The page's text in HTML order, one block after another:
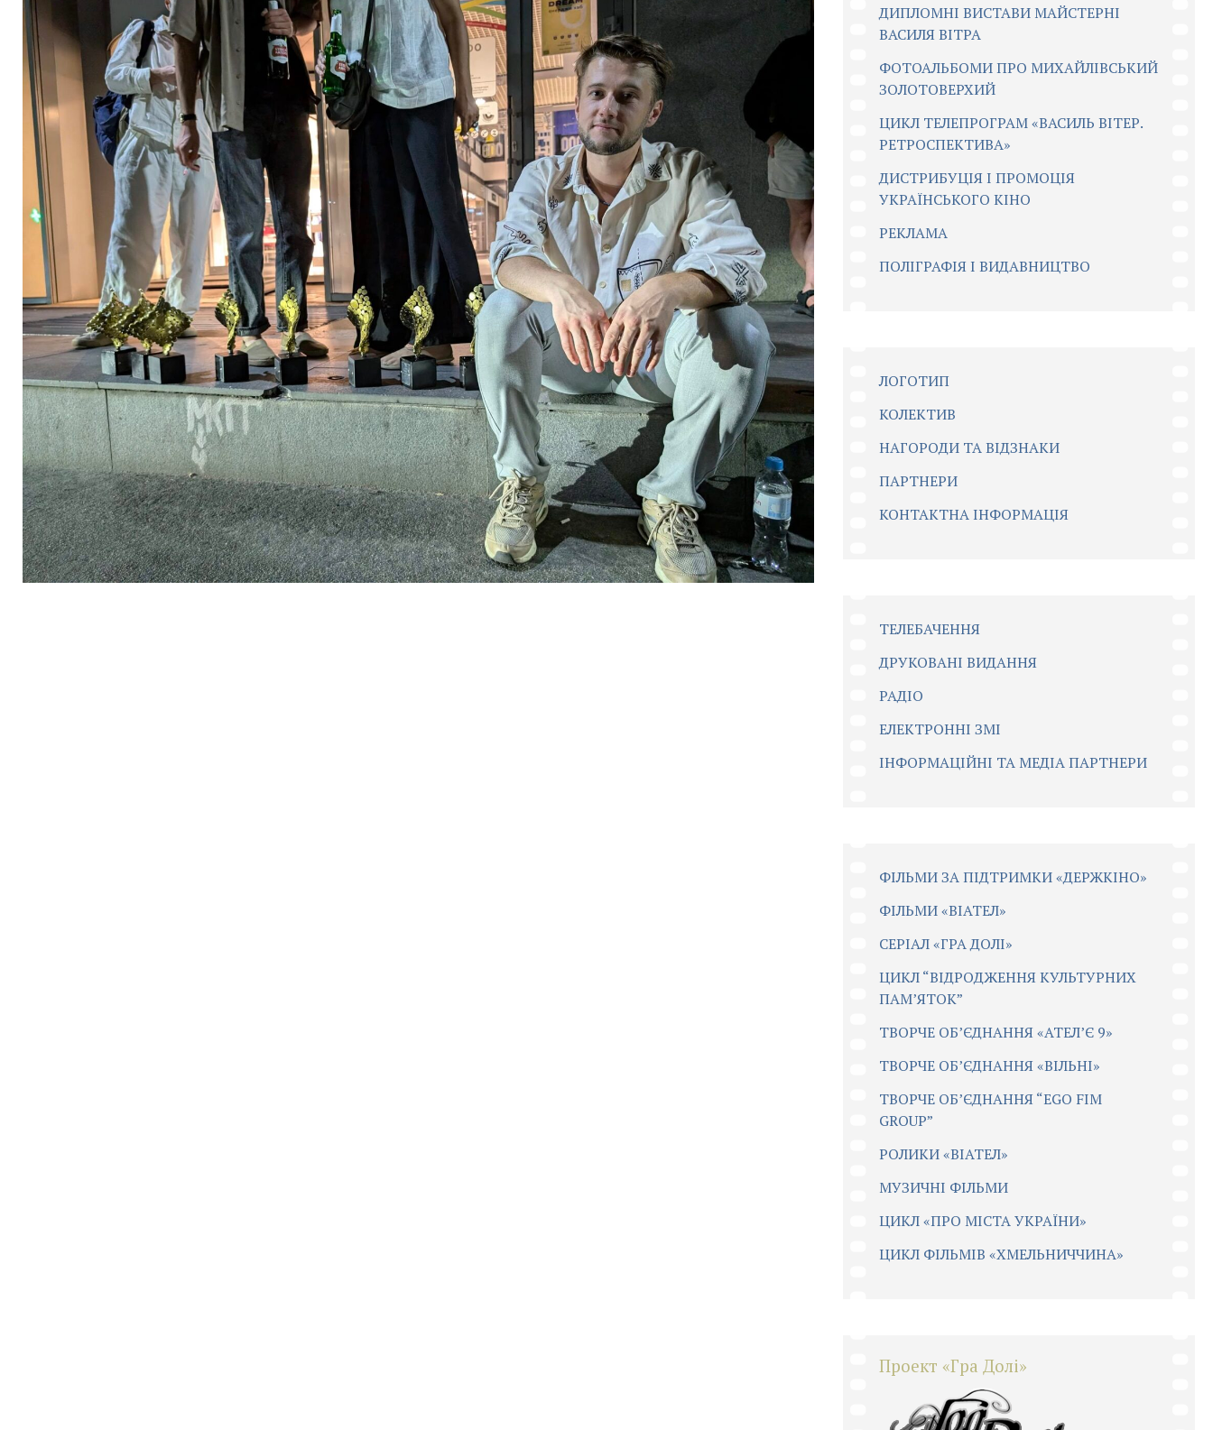
ДИПЛОМНІ ВИСТАВИ МАЙСТЕРНІ
ВАСИЛЯ ВІТРА
ФОТОАЛЬБОМИ ПРО МИХАЙЛІВСЬКИЙ
ЗОЛОТОВЕРХИЙ
ЦИКЛ ТЕЛЕПРОГРАМ «ВАСИЛЬ ВІТЕР.
РЕТРОСПЕКТИВА»
ДИСТРИБУЦІЯ І ПРОМОЦІЯ
УКРАЇНСЬКОГО КІНО
РЕКЛАМА
ПОЛІГРАФІЯ І ВИДАВНИЦТВО
ЛОГОТИП
КОЛЕКТИВ
НАГОРОДИ ТА ВІДЗНАКИ
ПАРТНЕРИ
КОНТАКТНА ІНФОРМАЦІЯ
ТЕЛЕБАЧЕННЯ
ДРУКОВАНІ ВИДАННЯ
РАДІО
ЕЛЕКТРОННІ ЗМІ
ІНФОРМАЦІЙНІ ТА МЕДІА ПАРТНЕРИ
ФІЛЬМИ ЗА ПІДТРИМКИ «ДЕРЖКІНО»
ФІЛЬМИ «ВІАТЕЛ»
СЕРІАЛ «ГРА ДОЛІ»
ЦИКЛ “ВІДРОДЖЕННЯ КУЛЬТУРНИХ
ПАМ’ЯТОК”
ТВОРЧЕ ОБ’ЄДНАННЯ «АТЕЛ’Є 9»
ТВОРЧЕ ОБ’ЄДНАННЯ «ВІЛЬНІ»
ТВОРЧЕ ОБ’ЄДНАННЯ “EGO FIM
GROUP”
РОЛИКИ «ВІАТЕЛ»
МУЗИЧНІ ФІЛЬМИ
ЦИКЛ «ПРО МІСТА УКРАЇНИ»
ЦИКЛ ФІЛЬМІВ «ХМЕЛЬНИЧЧИНА»
Проект «Гра Долі»